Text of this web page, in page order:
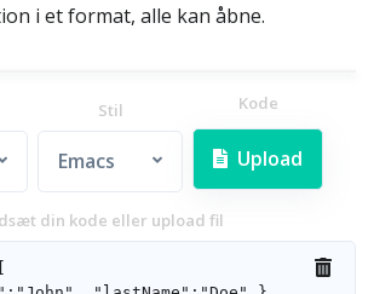
i et format, alle kan åbne.
Stil
Emacs
Kode
Upload
din kode eller upload fil